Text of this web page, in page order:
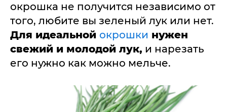
окрошка не получится независимо от
того, любите вы зеленый лук или нет.
Для идеальной окрошки нужен
свежий и молодой лук, и нарезать
его нужно как можно мельче.